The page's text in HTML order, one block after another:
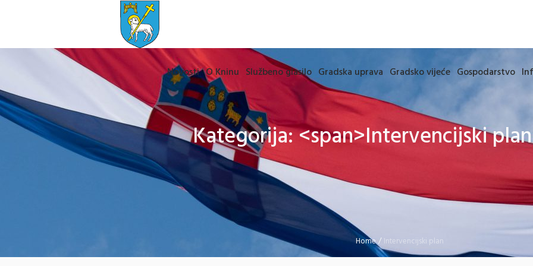
Novosti O Kninu Službeno glasilo Gradska uprava Gradsko vijeće Gospodarstvo
Kategorija: <span>Intervencijski
Home/Intervencijski plan